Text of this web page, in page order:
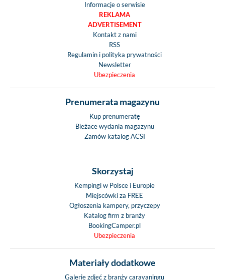
Informacje o serwisie
REKLAMA
ADVERTISEMENT
Kontakt z nami
RSS
Regulamin i polityka prywatności
Newsletter
Ubezpieczenia
Prenumerata magazynu
Kup prenumeratę
Bieżace wydania magazynu
Zamów katalog ACSI
Skorzystaj
Kempingi w Polsce i Europie
Miejscówki za FREE
Ogłoszenia kampery, przyczepy
Katalog firm z branży
BookingCamper.pl
Ubezpieczenia
Materiały dodatkowe
Galerie zdjęć z branży caravaningu